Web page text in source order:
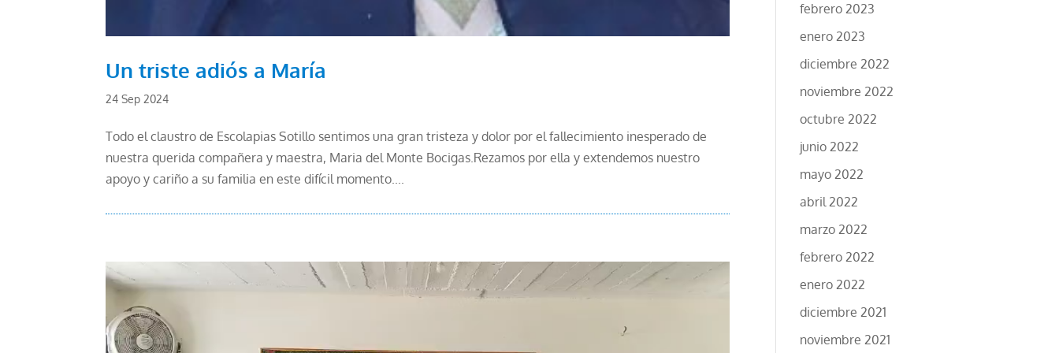
Un triste adiós a María
24 Sep 2024
Todo el claustro de Escolapias Sotillo sentimos una gran tristeza y dolor por el fallecimiento inesperado de
nuestra querida compañera y maestra, Maria del Monte Bocigas.Rezamos por ella y extendemos nuestro
apoyo y cariño a su familia en este difícil momento....
Reproductor
de
vídeo
febrero 2023
enero 2023
diciembre 2022
noviembre 2022
octubre 2022
junio 2022
mayo 2022
abril 2022
marzo 2022
febrero 2022
enero 2022
diciembre 2021
noviembre 2021